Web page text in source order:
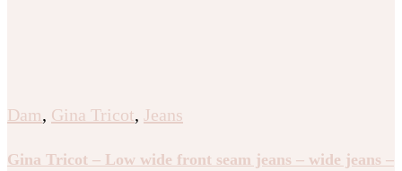
Dam, Gina Tricot, Jeans
Gina Tricot – Low wide front seam jeans – wide jeans –